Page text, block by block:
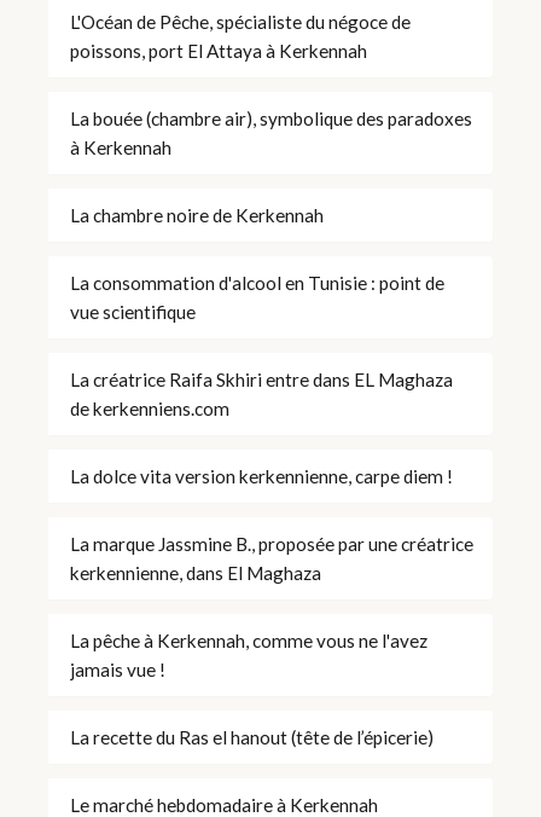
L'Océan de Pêche, spécialiste du négoce de
poissons, port El Attaya à Kerkennah
La bouée (chambre air), symbolique des paradoxes
à Kerkennah
La chambre noire de Kerkennah
La consommation d'alcool en Tunisie : point de
vue scientifique
La créatrice Raifa Skhiri entre dans EL Maghaza
de kerkenniens.com
La dolce vita version kerkennienne, carpe diem !
La marque Jassmine B., proposée par une créatrice
kerkennienne, dans El Maghaza
La pêche à Kerkennah, comme vous ne l'avez
jamais vue !
La recette du Ras el hanout (tête de l’épicerie)
Le marché hebdomadaire à Kerkennah